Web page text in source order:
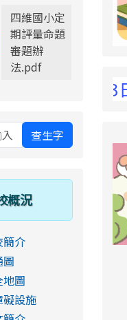
8月13日
四維國小定
期評量命題
審題辦
法.pdf
查生字
概況
簡介
圖
地圖
礙設施